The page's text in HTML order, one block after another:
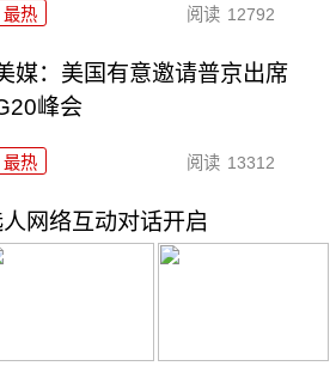
最热 阅读 12792
媒：美国有意邀请普京出席
峰会
最热 阅读 13312
网络互动对话开启